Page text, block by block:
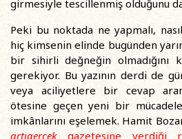
girmesiyle tescillenmiş olduğunu
Peki bu noktada ne yapmalı,
hiç kimsenin elinde bugünden
bir sihirli değneğin olmadığını
gerekiyor. Bu yazının derdi de
veya aciliyetlere bir cevap
ötesine geçen yeni bir
imkânlarını eşelemek. Hamit
artıgerçekgazetesine verdiği